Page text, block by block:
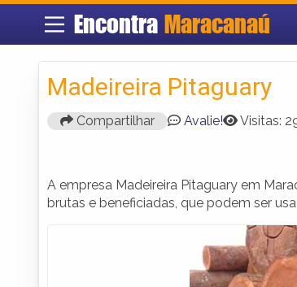
Encontra Maracanaú
Madeireira Pitaguary
Compartilhar Avalie! Visitas:
A empresa Madeireira Pitaguary em
brutas e beneficiadas, que podem ser